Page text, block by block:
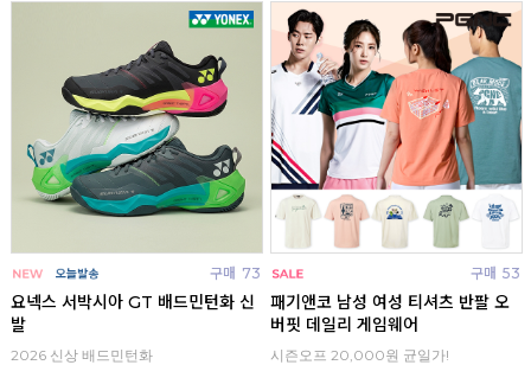
구매 73
요넥스 서박시아 GT 배드민턴화 신
발
2026 신상 배드민턴화
구매 53
패기앤코 남성 여성 티셔츠 반팔 오
버핏 데일리 게임웨어
시즌오프 20,000원 균일가!